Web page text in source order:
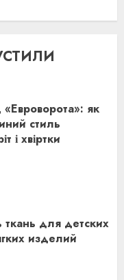
«Евроворота»: як
стиль
і хвіртки
ткань для детских
изделий